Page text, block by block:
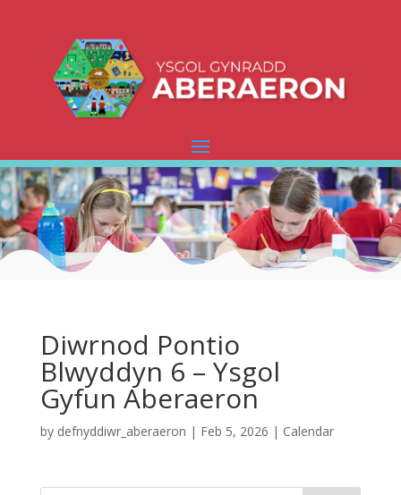
Diwrnod Pontio
Blwyddyn 6 – Ysgol
Gyfun Aberaeron
by defnyddiwr_aberaeron | Feb 5, 2026 | Calendar